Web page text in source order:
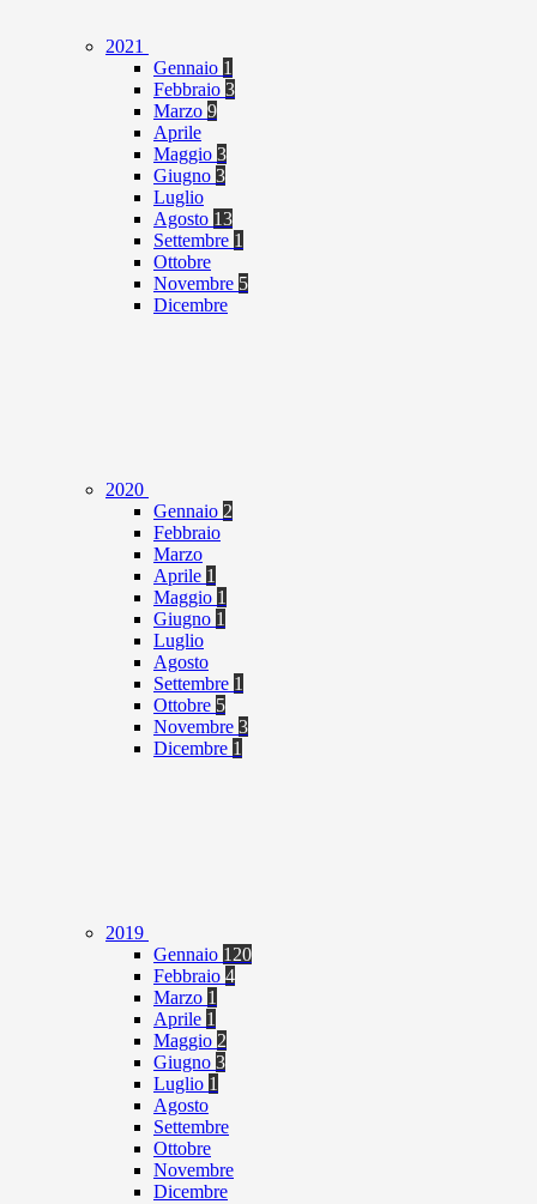
2021
Gennaio 1
Febbraio 3
Marzo 9
Aprile
Maggio 3
Giugno 3
Luglio
Agosto 13
Settembre 1
Ottobre
Novembre 5
Dicembre
2020
Gennaio 2
Febbraio
Marzo
Aprile 1
Maggio 1
Giugno 1
Luglio
Agosto
Settembre 1
Ottobre 5
Novembre 3
Dicembre 1
2019
Gennaio 120
Febbraio 4
Marzo 1
Aprile 1
Maggio 2
Giugno 3
Luglio 1
Agosto
Settembre
Ottobre
Novembre
Dicembre